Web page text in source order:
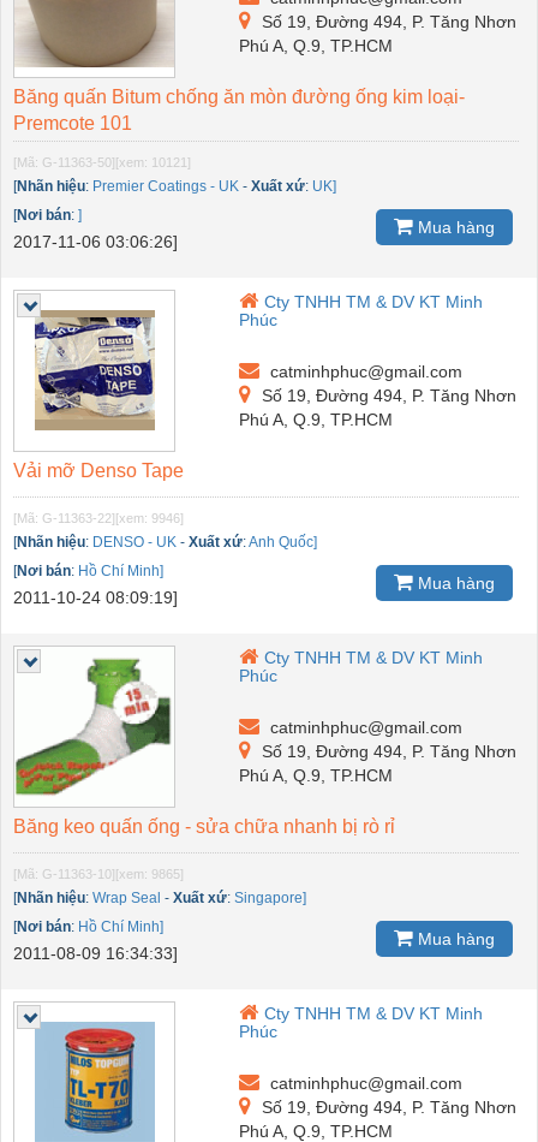
Số 19, Đường 494, P. Tăng Nhơn
Phú A, Q.9, TP.HCM
Băng quấn Bitum chống ăn mòn đường ống kim loại-
Premcote 101
[Mã: G-11363-50][xem: 10121]
[Nhãn hiệu: Premier Coatings - UK - Xuất xứ: UK]
[Nơi bán: ]
2017-11-06 03:06:26]
Mua hàng
Cty TNHH TM & DV KT Minh
Phúc
catminhphuc@gmail.com
Số 19, Đường 494, P. Tăng Nhơn
Phú A, Q.9, TP.HCM
Vải mỡ Denso Tape
[Mã: G-11363-22][xem: 9946]
[Nhãn hiệu: DENSO - UK - Xuất xứ:Anh Quốc]
[Nơi bán: Hồ Chí Minh]
2011-10-24 08:09:19]
Mua hàng
Cty TNHH TM & DV KT Minh
Phúc
catminhphuc@gmail.com
Số 19, Đường 494, P. Tăng Nhơn
Phú A, Q.9, TP.HCM
Băng keo quấn ống - sửa chữa nhanh bị rò rỉ
[Mã: G-11363-10][xem: 9865]
[Nhãn hiệu: Wrap Seal - Xuất xứ: Singapore]
[Nơi bán: Hồ Chí Minh]
2011-08-09 16:34:33]
Mua hàng
Cty TNHH TM & DV KT Minh
Phúc
catminhphuc@gmail.com
Số 19, Đường 494, P. Tăng Nhơn
Phú A, Q.9, TP.HCM